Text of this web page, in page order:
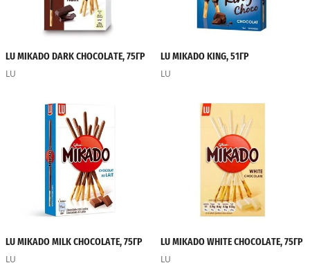
LU MIKADO DARK CHOCOLATE, 75ГР
LU
LU MIKADO KING, 51ГР
LU
LU MIKADO MILK CHOCOLATE, 75ГР
LU
LU MIKADO WHITE CHOCOLATE, 75ГР
LU